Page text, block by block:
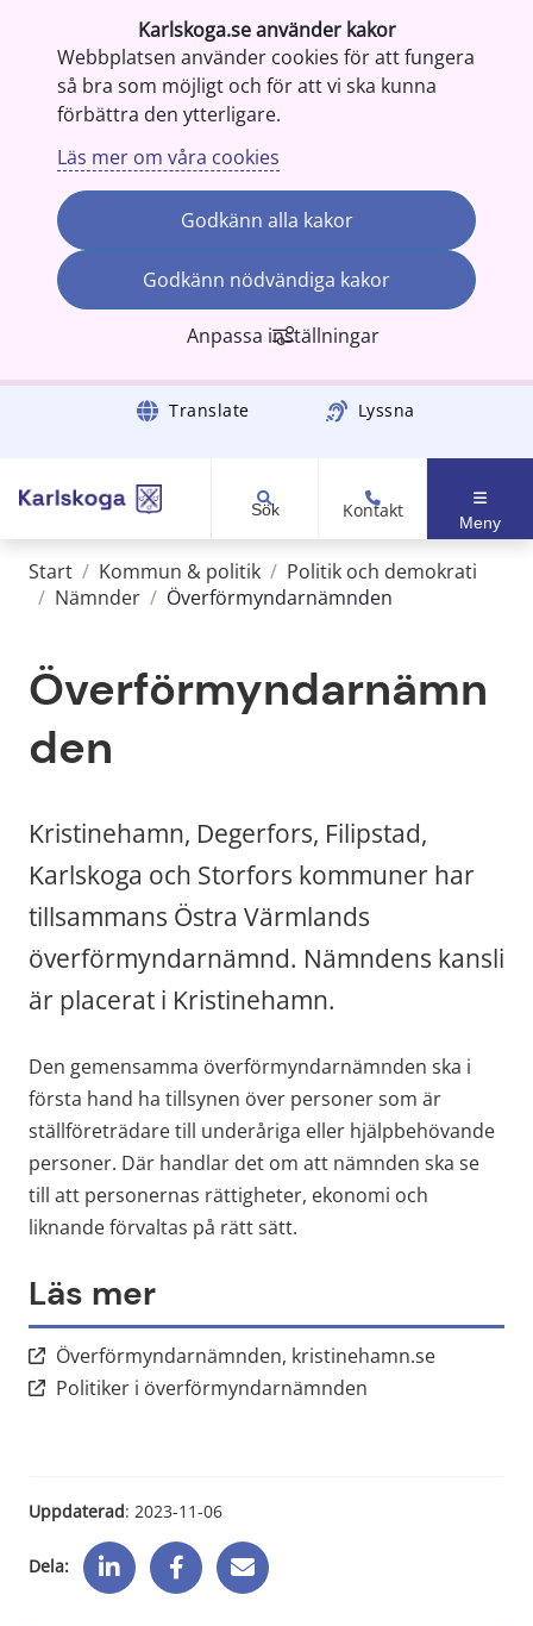
Karlskoga.se använder kakor
Webbplatsen använder cookies för att fungera
så bra som möjligt och för att vi ska kunna
förbättra den ytterligare.
Läs mer om våra cookies
Godkänn alla kakor
Godkänn nödvändiga kakor
Anpassa inställningar
Gå till innehåll Translate Lyssna
Sök Kontakt
Meny
Start / Kommun & politik / Politik och demokrati
/ Nämnder / Överförmyndarnämnden
Överförmyndarnämn
den
Kristinehamn, Degerfors, Filipstad,
Karlskoga och Storfors kommuner har
tillsammans Östra Värmlands
överförmyndarnämnd. Nämndens kansli
är placerat i Kristinehamn.
Den gemensamma överförmyndarnämnden ska i
första hand ha tillsynen över personer som är
ställföreträdare till underåriga eller hjälpbehövande
personer. Där handlar det om att nämnden ska se
till att personernas rättigheter, ekonomi och
liknande förvaltas på rätt sätt.
Läs mer
Överförmyndarnämnden, kristinehamn.seLänk till
Politiker i överförmyndarnämnden
Uppdaterad: 2023-11-06
Dela: